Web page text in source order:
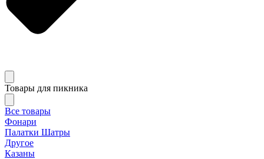
Товары для пикника
Все товары
Фонари
Палатки Шатры
Другое
Казаны